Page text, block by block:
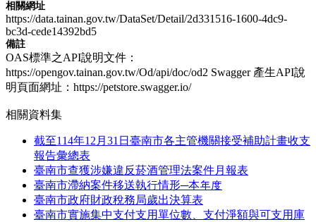
相關網址
https://data.tainan.gov.tw/DataSet/Detail/2d331516-1600-4dc9-
bc3d-cede14392bd5
備註
OAS標準之API說明文件：
https://opengov.tainan.gov.tw/Od/api/doc/od2 Swagger 產生API說
明頁面網址：https://petstore.swagger.io/
相關資料集
截至114年12月31日臺南市各主管機關接受補助計畫收支
報告彙總表
臺南市查獲涉嫌違反菸酒管理法案件月報表
臺南市滯納案件移送執行情形─本年度
臺南市政府財政稅務局歲出決算表
臺南市實施集中支付支用單位數、支付淨額與可支用庫